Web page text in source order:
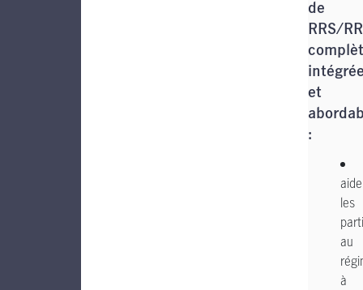
de
RRS/
et
:
aide
les
au
à